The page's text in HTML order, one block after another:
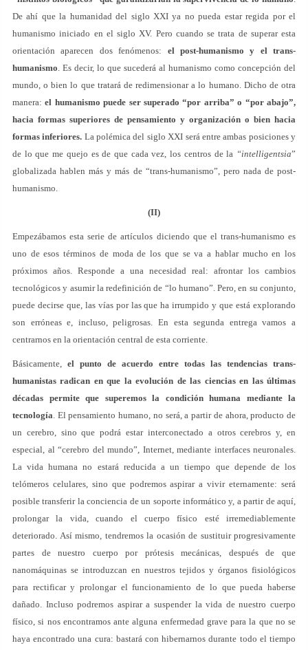
De ahí que la humanidad del siglo XXI ya no pueda estar regida por el
humanismo iniciado en el siglo XV. Pero cuando se trata de superar esta
orientación aparecen dos fenómenos: el post-humanismo y el trans-
humanismo. Es decir, lo que sucederá al humanismo como concepción del
mundo, o bien lo que tratará de redimensionar a lo humano. Dicho de otra
manera:el humanismo puede ser superado “por arriba” o “por abajo”,
hacia formas superiores de pensamiento y organización o bien hacia
formas inferiores. La polémica del siglo XXI será entre ambas posiciones y
de lo que me quejo es de que cada vez, los centros de la “intelligentsia”
globalizada hablen más y más de “trans-humanismo”, pero nada de post-
humanismo.
(II)
Empezábamos esta serie de artículos diciendo que el trans-humanismo es
uno de esos términos de moda de los que se va a hablar mucho en los
próximos años. Responde a una necesidad real: afrontar los cambios
tecnológicos y asumir la redefinición de “lo humano”. Pero, en su conjunto,
puede decirse que, las vías por las que ha irrumpido y que está explorando
son erróneas e, incluso, peligrosas. En esta segunda entrega vamos a
centrarnos en la orientación central de esta corriente.
Básicamente, el punto de acuerdo entre todas las tendencias trans-
humanistas radican en que la evolución de las ciencias en las últimas
décadas permite que superemos la condición humana mediante la
tecnología. El pensamiento humano, no será, a partir de ahora, producto de
un cerebro, sino que podrá estar interconectado a otros cerebros y, en
especial, al “cerebro del mundo”, Internet, mediante interfaces neuronales.
La vida humana no estará reducida a un tiempo que depende de los
telómeros celulares, sino que podremos aspirar a vivir eternamente: será
posible transferir la conciencia de un soporte informático y, a partir de aquí,
prolongar la vida, cuando el cuerpo físico esté irremediablemente
deteriorado. Así mismo, tendremos la ocasión de sustituir progresivamente
partes de nuestro cuerpo por prótesis mecánicas, después de que
nanomáquinas se introduzcan en nuestros tejidos y órganos fisiológicos
para rectificar y prolongar el funcionamiento de lo que pueda haberse
dañado. Incluso podremos aspirar a suspender la vida de nuestro cuerpo
físico, si nos encontramos ante alguna enfermedad grave para la que no se
haya encontrado una cura: bastará con hibernarnos durante todo el tiempo